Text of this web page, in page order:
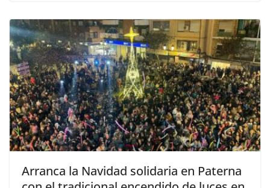
Arranca la Navidad solidaria en Paterna